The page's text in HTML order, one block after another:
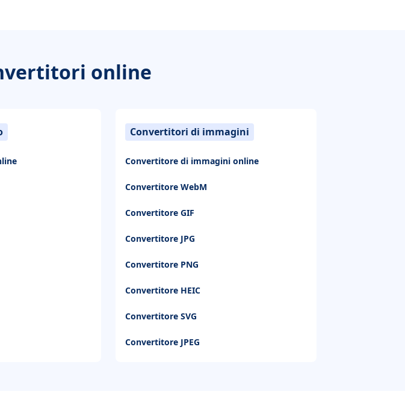
online
Convertitori di immagini
Convertitore di immagini online
Convertitore WebM
Convertitore GIF
Convertitore JPG
Convertitore PNG
Convertitore HEIC
Convertitore SVG
Convertitore JPEG